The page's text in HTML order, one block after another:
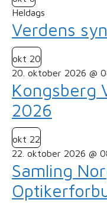
Heldags
Verdens
okt 20
20. oktober 2026 @
Kongsberg
2026
okt 22
22. oktober 2026 @
Samling